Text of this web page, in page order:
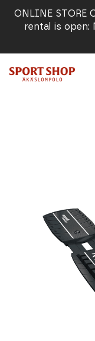
ONLINE STORE
rental is open: